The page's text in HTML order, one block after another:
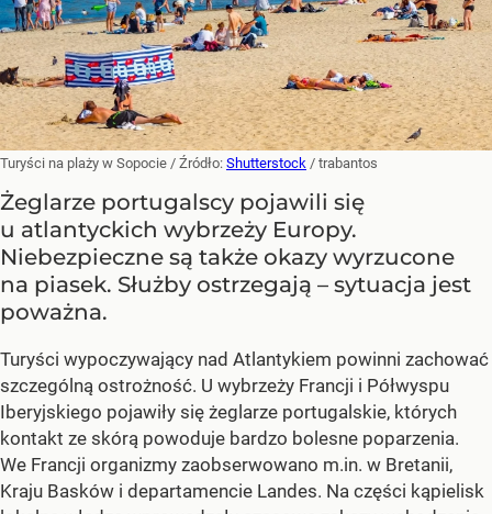
Turyści na plaży w Sopocie / Źródło: Shutterstock / trabantos
Żeglarze portugalscy pojawili się
u atlantyckich wybrzeży Europy.
Niebezpieczne są także okazy wyrzucone
na piasek. Służby ostrzegają – sytuacja jest
poważna.
Turyści wypoczywający nad Atlantykiem powinni zachować
szczególną ostrożność. U wybrzeży Francji i Półwyspu
Iberyjskiego pojawiły się żeglarze portugalskie, których
kontakt ze skórą powoduje bardzo bolesne poparzenia.
We Francji organizmy zaobserwowano m.in. w Bretanii,
Kraju Basków i departamencie Landes. Na części kąpielisk